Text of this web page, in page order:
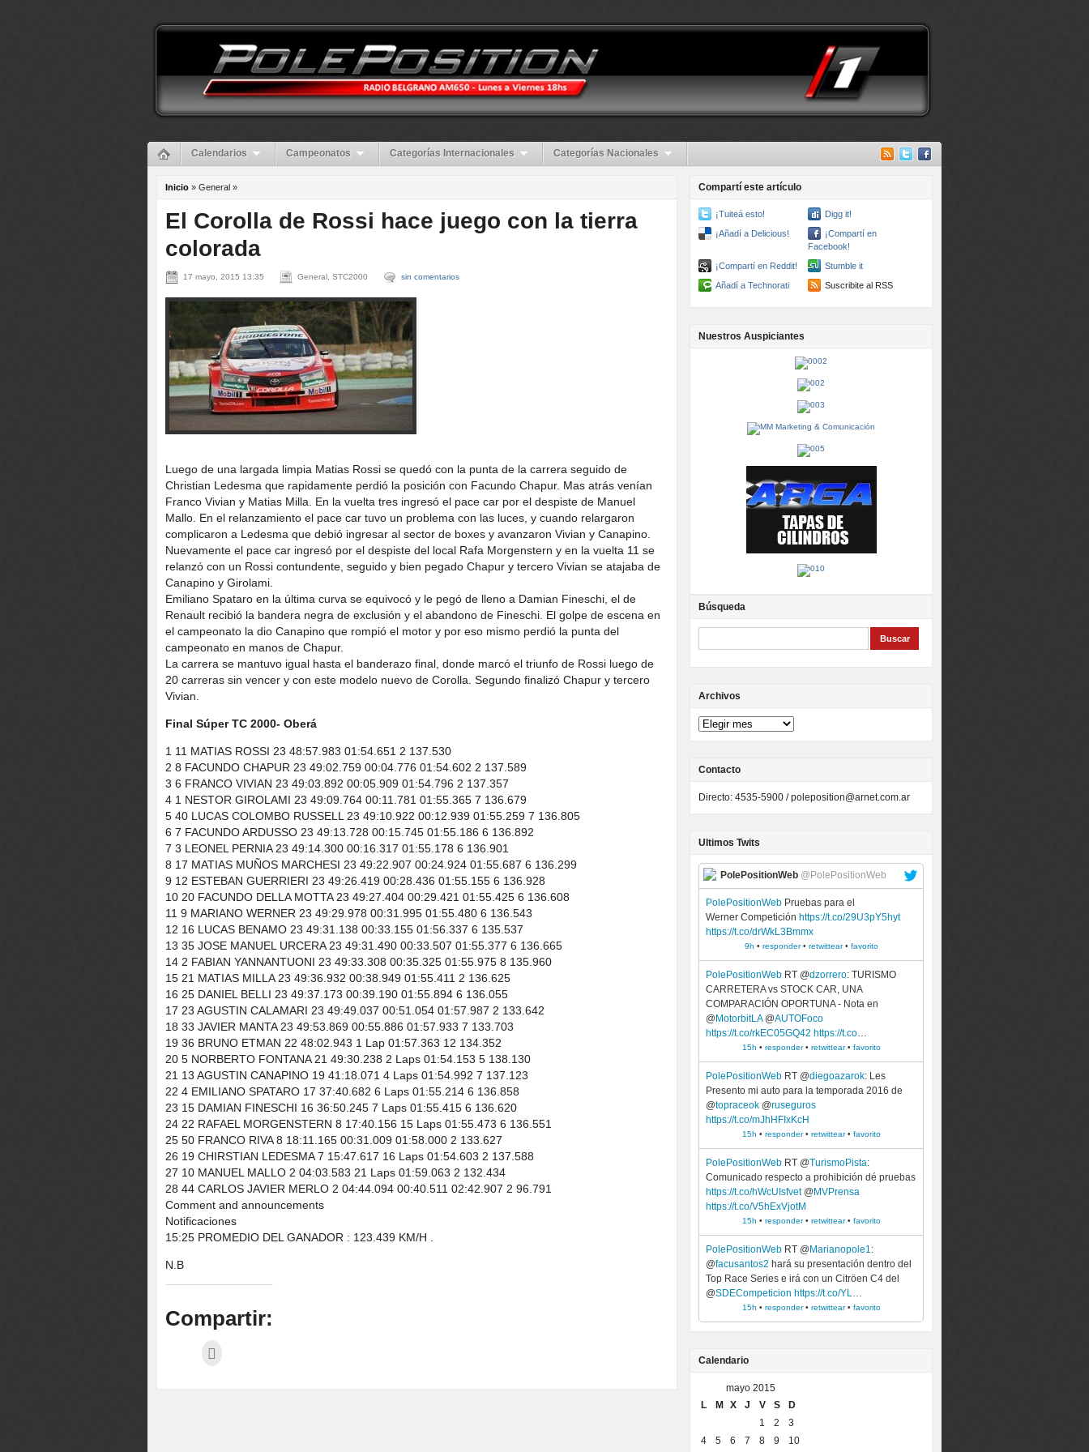
Calendarios Campeonatos Categorías Internacionales Categorías Nacionales
Inicio » General »
El Corolla de Rossi hace juego con la tierra
colorada
17 mayo, 2015 13:35 General, STC2000 sin comentarios
Luego de una largada limpia Matias Rossi se quedó con la punta de la carrera seguido de
Christian Ledesma que rapidamente perdió la posición con Facundo Chapur. Mas atrás venían
Franco Vivian y Matias Milla. En la vuelta tres ingresó el pace car por el despiste de Manuel
Mallo. En el relanzamiento el pace car tuvo un problema con las luces, y cuando relargaron
complicaron a Ledesma que debió ingresar al sector de boxes y avanzaron Vivian y Canapino.
Nuevamente el pace car ingresó por el despiste del local Rafa Morgenstern y en la vuelta 11 se
relanzó con un Rossi contundente, seguido y bien pegado Chapur y tercero Vivian se atajaba de
Canapino y Girolami.
Emiliano Spataro en la última curva se equivocó y le pegó de lleno a Damian Fineschi, el de
Renault recibió la bandera negra de exclusión y el abandono de Fineschi. El golpe de escena en
el campeonato la dio Canapino que rompió el motor y por eso mismo perdió la punta del
campeonato en manos de Chapur.
La carrera se mantuvo igual hasta el banderazo final, donde marcó el triunfo de Rossi luego de
20 carreras sin vencer y con este modelo nuevo de Corolla. Segundo finalizó Chapur y tercero
Vivian.
Final Súper TC 2000- Oberá
1 11 MATIAS ROSSI 23 48:57.983 01:54.651 2 137.530
2 8 FACUNDO CHAPUR 23 49:02.759 00:04.776 01:54.602 2 137.589
3 6 FRANCO VIVIAN 23 49:03.892 00:05.909 01:54.796 2 137.357
4 1 NESTOR GIROLAMI 23 49:09.764 00:11.781 01:55.365 7 136.679
5 40 LUCAS COLOMBO RUSSELL 23 49:10.922 00:12.939 01:55.259 7 136.805
6 7 FACUNDO ARDUSSO 23 49:13.728 00:15.745 01:55.186 6 136.892
7 3 LEONEL PERNIA 23 49:14.300 00:16.317 01:55.178 6 136.901
8 17 MATIAS MUÑOS MARCHESI 23 49:22.907 00:24.924 01:55.687 6 136.299
9 12 ESTEBAN GUERRIERI 23 49:26.419 00:28.436 01:55.155 6 136.928
10 20 FACUNDO DELLA MOTTA 23 49:27.404 00:29.421 01:55.425 6 136.608
11 9 MARIANO WERNER 23 49:29.978 00:31.995 01:55.480 6 136.543
12 16 LUCAS BENAMO 23 49:31.138 00:33.155 01:56.337 6 135.537
13 35 JOSE MANUEL URCERA 23 49:31.490 00:33.507 01:55.377 6 136.665
14 2 FABIAN YANNANTUONI 23 49:33.308 00:35.325 01:55.975 8 135.960
15 21 MATIAS MILLA 23 49:36.932 00:38.949 01:55.411 2 136.625
16 25 DANIEL BELLI 23 49:37.173 00:39.190 01:55.894 6 136.055
17 23 AGUSTIN CALAMARI 23 49:49.037 00:51.054 01:57.987 2 133.642
18 33 JAVIER MANTA 23 49:53.869 00:55.886 01:57.933 7 133.703
19 36 BRUNO ETMAN 22 48:02.943 1 Lap 01:57.363 12 134.352
20 5 NORBERTO FONTANA 21 49:30.238 2 Laps 01:54.153 5 138.130
21 13 AGUSTIN CANAPINO 19 41:18.071 4 Laps 01:54.992 7 137.123
22 4 EMILIANO SPATARO 17 37:40.682 6 Laps 01:55.214 6 136.858
23 15 DAMIAN FINESCHI 16 36:50.245 7 Laps 01:55.415 6 136.620
24 22 RAFAEL MORGENSTERN 8 17:40.156 15 Laps 01:55.473 6 136.551
25 50 FRANCO RIVA 8 18:11.165 00:31.009 01:58.000 2 133.627
26 19 CHIRSTIAN LEDESMA 7 15:47.617 16 Laps 01:54.603 2 137.588
27 10 MANUEL MALLO 2 04:03.583 21 Laps 01:59.063 2 132.434
28 44 CARLOS JAVIER MERLO 2 04:44.094 00:40.511 02:42.907 2 96.791
Comment and announcements
Notificaciones
15:25 PROMEDIO DEL GANADOR : 123.439 KM/H .
N.B
Compartir:
Compartí este artículo
¡Tuiteá esto!
Digg it!
¡Añadí a Delicious!
¡Compartí en
Facebook!
¡Compartí en Reddit!
Stumble it
Añadí a Technorati
Suscribite al RSS
Nuestros Auspiciantes
Búsqueda
Archivos
Contacto
Directo: 4535-5900 /poleposition@arnet.com.ar
Ultimos Twits
PolePositionWeb @PolePositionWeb
PolePositionWeb Pruebas para el
Werner Competición https://t.co/29U3pY5hyt
https://t.co/drWkL3Bmmx
9h • responder• retwittear• favorito
PolePositionWeb RT @dzorrero: TURISMO
CARRETERA vs STOCK CAR, UNA
COMPARACIÓN OPORTUNA - Nota en
@ MotorbitLA@AUTOFoco
https://t.co/rkEC05GQ42 https://t.co…
15h • responder• retwittear• favorito
PolePositionWeb RT @diegoazarok: Les
Presento mi auto para la temporada 2016 de
@topraceok @ruseguros
https://t.co/mJhHFIxKcH
15h • responder• retwittear• favorito
PolePositionWeb RT @TurismoPista:
Comunicado respecto a prohibición dé pruebas
https://t.co/hWcUIsfvet@ MVPrensa
https://t.co/V5hExVjotM
15h • responder• retwittear• favorito
PolePositionWeb RT @ Marianopole1:
@facusantos2 hará su presentación dentro del
Top Race Series e irá con un Citröen C4 del
@SDECompeticion https://t.co/YL…
15h • responder• retwittear• favorito
Calendario
mayo 2015
L
M X J V S
D
1
2
3
4
5 6 7 8 9 10